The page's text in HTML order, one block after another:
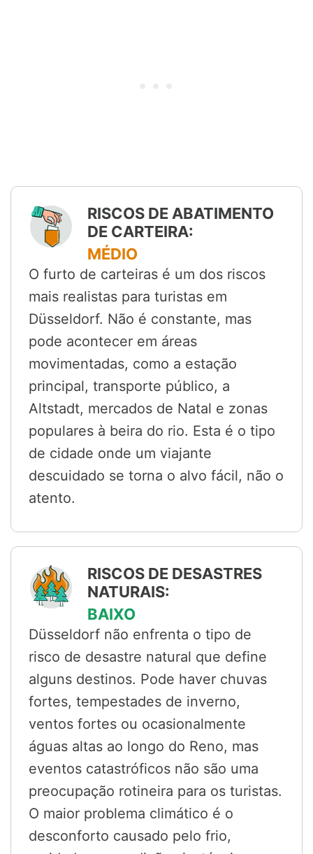
RISCOS DE ABATIMENTO
DE CARTEIRA:
MÉDIO
O furto de carteiras é um dos riscos
mais realistas para turistas em
Düsseldorf. Não é constante, mas
pode acontecer em áreas
movimentadas, como a estação
principal, transporte público, a
Altstadt, mercados de Natal e zonas
populares à beira do rio. Esta é o tipo
de cidade onde um viajante
descuidado se torna o alvo fácil, não o
atento.
RISCOS DE DESASTRES
NATURAIS:
BAIXO
Düsseldorf não enfrenta o tipo de
risco de desastre natural que define
alguns destinos. Pode haver chuvas
fortes, tempestades de inverno,
ventos fortes ou ocasionalmente
águas altas ao longo do Reno, mas
eventos catastróficos não são uma
preocupação rotineira para os turistas.
O maior problema climático é o
desconforto causado pelo frio,